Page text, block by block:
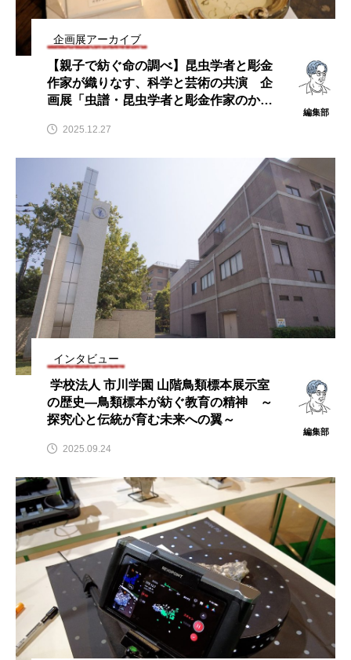
企画展アーカイブ
【親子で紡ぐ命の調べ】昆虫学者と彫金
作家が織りなす、科学と芸術の共演 企
画展「虫譜・昆虫学者と彫金作家のかた
日、ギャラリーハンナ（栃木県宇都宮
編集部
2025.12.27
インタビュー
学校法人 市川学園 山階鳥類標本展示室
の歴史―鳥類標本が紡ぐ教育の精神 ～
探究心と伝統が育む未来への翼～
編集部
2025.09.24